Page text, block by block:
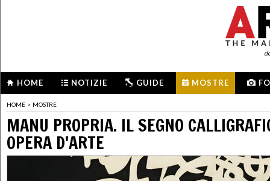
HOME NOTIZIE GUIDE MOSTRE
HOME > MOSTRE
MANU PROPRIA. IL SEGNO
OPERA D'ARTE